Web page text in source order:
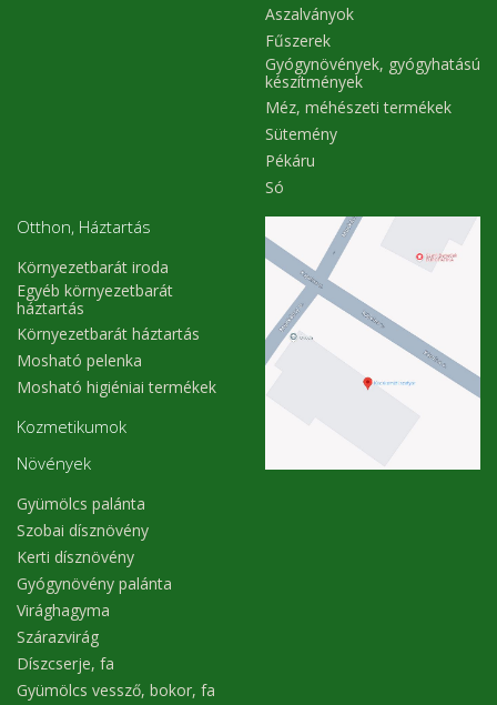
Aszalványok
Fűszerek
Gyógynövények, gyógyhatású
készítmények
Méz, méhészeti termékek
Sütemény
Pékáru
Só
Otthon, Háztartás
Környezetbarát iroda
Egyéb környezetbarát
háztartás
Környezetbarát háztartás
Mosható pelenka
Mosható higiéniai termékek
Kozmetikumok
Növények
Gyümölcs palánta
Szobai dísznövény
Kerti dísznövény
Gyógynövény palánta
Virághagyma
Szárazvirág
Díszcserje, fa
Gyümölcs vessző, bokor, fa